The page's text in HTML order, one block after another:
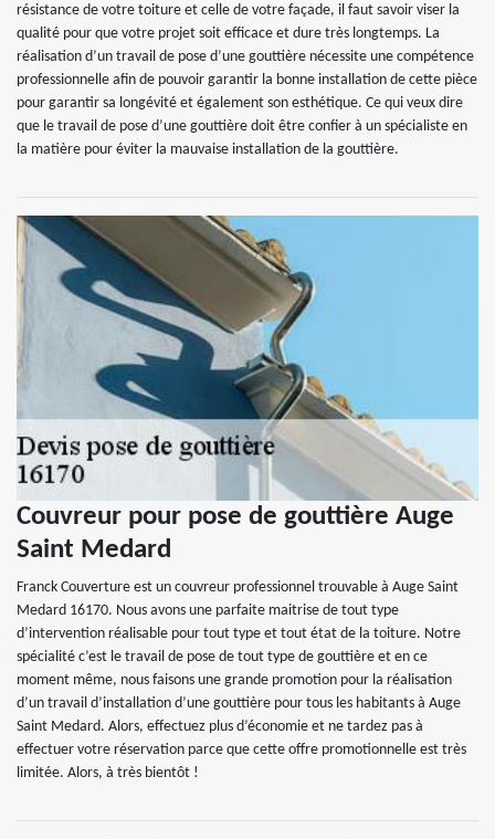
résistance de votre toiture et celle de votre façade, il faut savoir viser la
qualité pour que votre projet soit efficace et dure très longtemps. La
réalisation d’un travail de pose d’une gouttière nécessite une compétence
professionnelle afin de pouvoir garantir la bonne installation de cette pièce
pour garantir sa longévité et également son esthétique. Ce qui veux dire
que le travail de pose d’une gouttière doit être confier à un spécialiste en
la matière pour éviter la mauvaise installation de la gouttière.
Couvreur pour pose de gouttière Auge
Saint Medard
Franck Couverture est un couvreur professionnel trouvable à Auge Saint
Medard 16170. Nous avons une parfaite maitrise de tout type
d’intervention réalisable pour tout type et tout état de la toiture. Notre
spécialité c’est le travail de pose de tout type de gouttière et en ce
moment même, nous faisons une grande promotion pour la réalisation
d’un travail d’installation d’une gouttière pour tous les habitants à Auge
Saint Medard. Alors, effectuez plus d’économie et ne tardez pas à
effectuer votre réservation parce que cette offre promotionnelle est très
limitée. Alors, à très bientôt !